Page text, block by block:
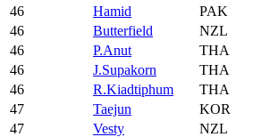
46
Hamid PAK
46
Butterfield NZL
46
P.Anut THA
46
J.Supakorn THA
46
R.Kiadtiphum THA
47
Taejun KOR
47
Vesty NZL